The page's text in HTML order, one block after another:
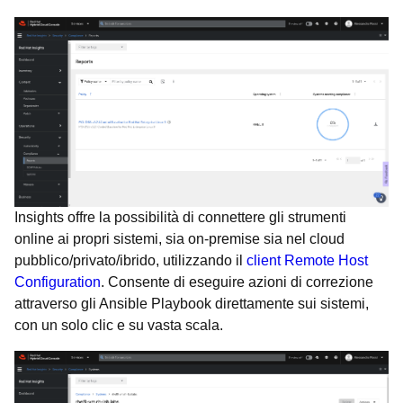
Insights offre la possibilità di connettere gli strumenti
online ai propri sistemi, sia on-premise sia nel cloud
pubblico/privato/ibrido, utilizzando il client Remote Host
Configuration. Consente di eseguire azioni di correzione
attraverso gli Ansible Playbook direttamente sui sistemi,
con un solo clic e su vasta scala.